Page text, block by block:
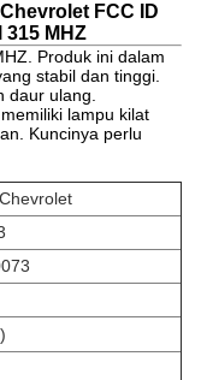
FCC ID
315 MHZ
Produk ini dalam
stabil dan tinggi.
daur ulang.
lampu kilat
Kuncinya perlu